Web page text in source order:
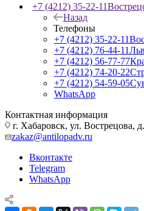
+7 (4212) 35-22-11
Назад
Телефоны
+7 (4212) 35-22-11
+7 (4212) 76-44-11
+7 (4212) 56-77-77
+7 (4212) 74-20-22
+7 (4212) 54-59-05
WhatsApp
Контактная информация
г. Хабаровск, ул. Вострецова,
zakaz@antilopadv.ru
Вконтакте
Telegram
WhatsApp